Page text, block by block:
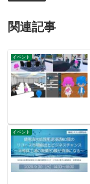
関連記事
イベント
イベント